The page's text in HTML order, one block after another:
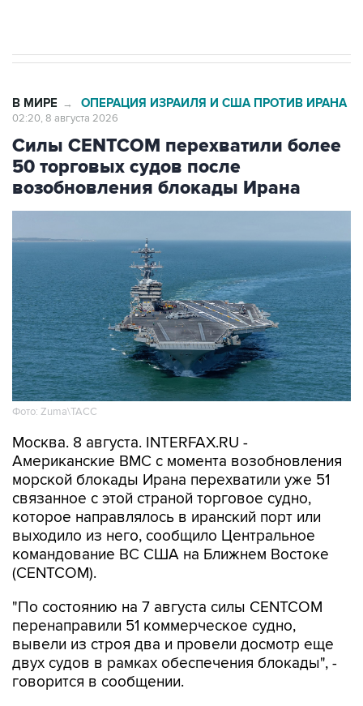
В МИРЕ → ОПЕРАЦИЯ ИЗРАИЛЯ И США ПРОТИВ ИРАНА
02:20, 8 августа 2026
Силы CENTCOM перехватили более
50 торговых судов после
возобновления блокады Ирана
Фото: Zuma\ТАСС
Москва. 8 августа. INTERFAX.RU -
Американские ВМС с момента возобновления
морской блокады Ирана перехватили уже 51
связанное с этой страной торговое судно,
которое направлялось в иранский порт или
выходило из него, сообщило Центральное
командование ВС США на Ближнем Востоке
(CENTCOM).
"По состоянию на 7 августа силы CENTCOM
перенаправили 51 коммерческое судно,
вывели из строя два и провели досмотр еще
двух судов в рамках обеспечения блокады", -
говорится в сообщении.